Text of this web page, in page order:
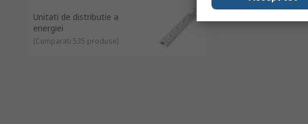
Unitati de distributie a
energiei
(Cumparati 535 produse)